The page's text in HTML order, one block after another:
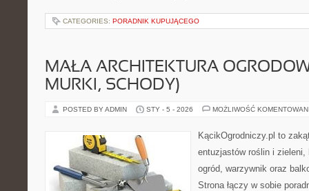
CATEGORIES: PORADNIK KUPUJĄCEGO
MAŁA ARCHITEKTURA
MURKI, SCHODY)
POSTED BY ADMIN STY - 5 - 2026 MOŻLIWOŚĆ
KącikOgrodniczy.pl to
entuzjastów roślin i
ogród, warzywnik oraz
Strona łączy w sobie